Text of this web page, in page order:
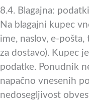
8.4. Blagajna:
Na blagajni kupec
ime, naslov, e-
za dostavo). Kupec
podatke. Ponudnik
napačno vnesenih
nedosegljivost